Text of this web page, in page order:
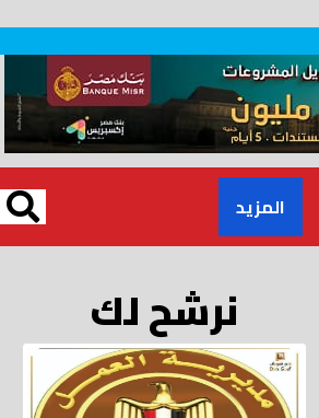
المزيد
نرشح لك